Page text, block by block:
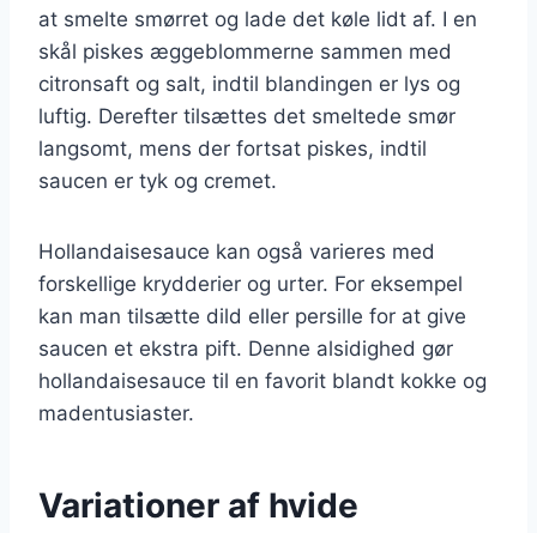
at smelte smørret og lade det køle lidt af. I en
skål piskes æggeblommerne sammen med
citronsaft og salt, indtil blandingen er lys og
luftig. Derefter tilsættes det smeltede smør
langsomt, mens der fortsat piskes, indtil
saucen er tyk og cremet.
Hollandaisesauce kan også varieres med
forskellige krydderier og urter. For eksempel
kan man tilsætte dild eller persille for at give
saucen et ekstra pift. Denne alsidighed gør
hollandaisesauce til en favorit blandt kokke og
madentusiaster.
Variationer af hvide